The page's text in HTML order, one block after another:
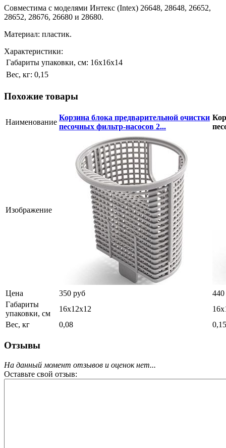
Совместима с моделями Интекс (Intex) 26648, 28648, 26652,
28652, 28676, 26680 и 28680.
Материал: пластик.
Характеристики:
Габариты упаковки, см: 16х16х14
Вес, кг: 0,15
Похожие товары
Наименование
Корзина блока предварительной очистки
песочных фильтр-насосов 2...
Изображение
Цена 350 руб
440
Габариты
упаковки, см
16х12х12
Вес, кг
0,08 0,15
Отзывы
На данный момент отзывов и оценок нет...
Оставьте свой отзыв: